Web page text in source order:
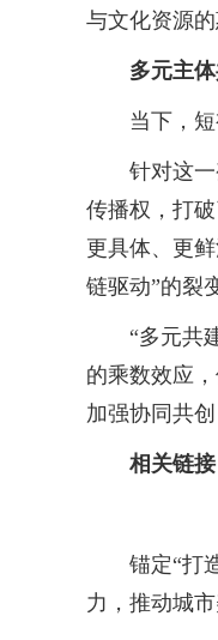
与文化资源
多元主
当下，短视
针对这一变
传播权，打
更具体、更
链驱动”的裂
“多元共建
的乘数效应
加强协同共
相关链接
锚定“打
力，推动城